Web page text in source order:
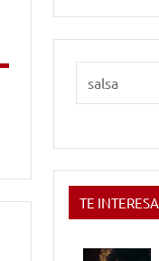
TE INTERESA